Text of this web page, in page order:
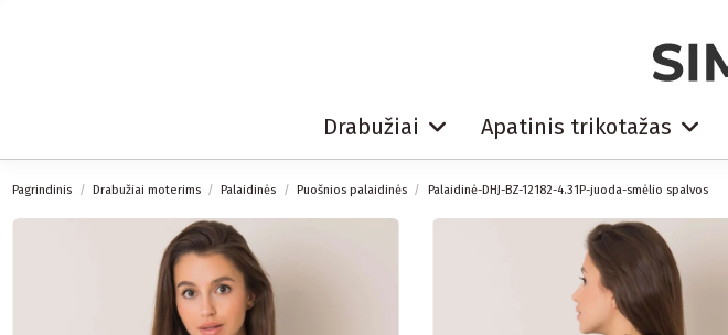
Drabužiai Apatinis trikotažas
Pagrindinis Drabužiai moterims Palaidinės Puošnios palaidinės Palaidinė-DHJ-BZ-12182-4.31P-juoda-smėlio spalvos